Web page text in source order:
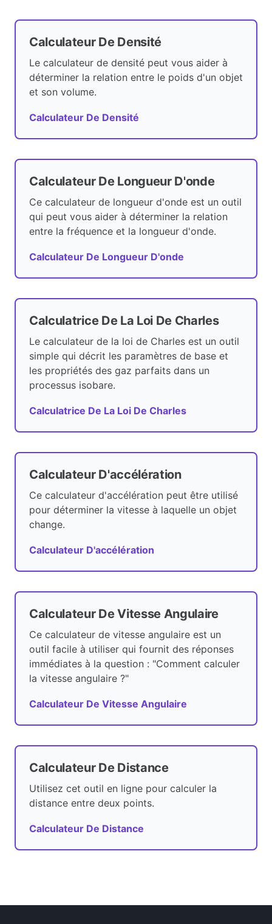
Calculateur De Densité
Le calculateur de densité peut vous aider à
déterminer la relation entre le poids d'un objet
et son volume.
Calculateur De Densité
Calculateur De Longueur D'onde
Ce calculateur de longueur d'onde est un outil
qui peut vous aider à déterminer la relation
entre la fréquence et la longueur d'onde.
Calculateur De Longueur D'onde
Calculatrice De La Loi De Charles
Le calculateur de la loi de Charles est un outil
simple qui décrit les paramètres de base et
les propriétés des gaz parfaits dans un
processus isobare.
Calculatrice De La Loi De Charles
Calculateur D'accélération
Ce calculateur d'accélération peut être utilisé
pour déterminer la vitesse à laquelle un objet
change.
Calculateur D'accélération
Calculateur De Vitesse Angulaire
Ce calculateur de vitesse angulaire est un
outil facile à utiliser qui fournit des réponses
immédiates à la question : "Comment calculer
la vitesse angulaire ?"
Calculateur De Vitesse Angulaire
Calculateur De Distance
Utilisez cet outil en ligne pour calculer la
distance entre deux points.
Calculateur De Distance